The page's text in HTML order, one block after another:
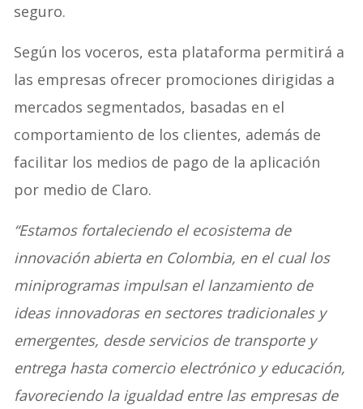
seguro.
Según los voceros, esta plataforma permitirá a
las empresas ofrecer promociones dirigidas a
mercados segmentados, basadas en el
comportamiento de los clientes, además de
facilitar los medios de pago de la aplicación
por medio de Claro.
“Estamos fortaleciendo el ecosistema de
innovación abierta en Colombia, en el cual los
miniprogramas impulsan el lanzamiento de
ideas innovadoras en sectores tradicionales y
emergentes, desde servicios de transporte y
entrega hasta comercio electrónico y educación,
favoreciendo la igualdad entre las empresas de